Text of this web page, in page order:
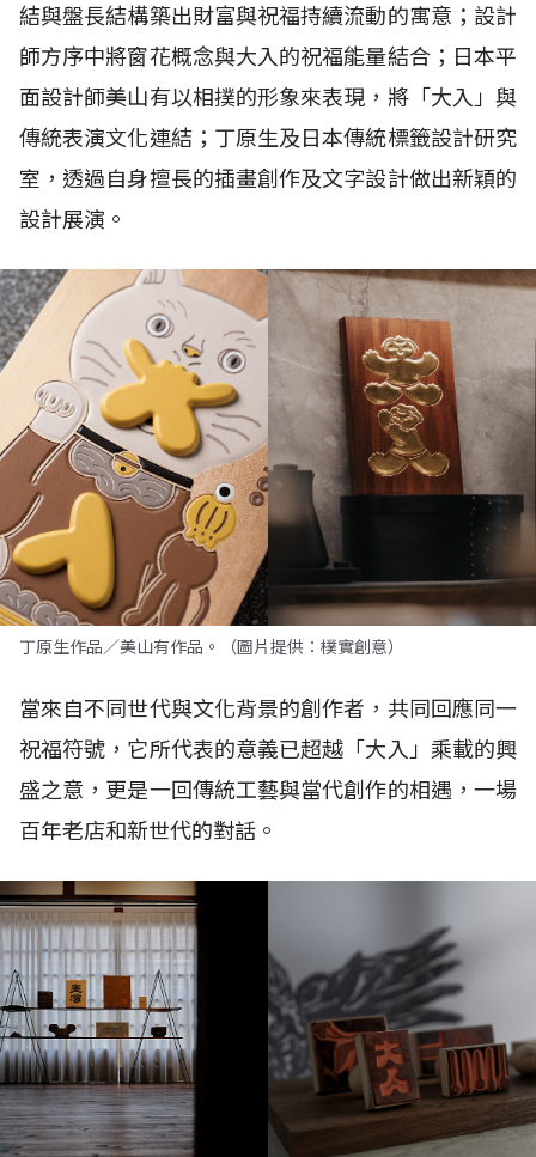
結與盤長結構築出財富與祝福持續流動的寓意；設計
師方序中將窗花概念與大入的祝福能量結合；日本平
面設計師美山有以相撲的形象來表現，將「大入」與
傳統表演文化連結；丁原生及日本傳統標籤設計研究
室，透過自身擅長的插畫創作及文字設計做出新穎的
設計展演。
丁原生作品／美山有作品。（圖片提供：樸實創意）
當來自不同世代與文化背景的創作者，共同回應同一
祝福符號，它所代表的意義已超越「大入」乘載的興
盛之意，更是一回傳統工藝與當代創作的相遇，一場
百年老店和新世代的對話。